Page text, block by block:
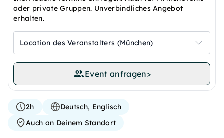
oder private Gruppen. Unverbindliches Angebot
erhalten.
Location des Veranstalters (München)
Event anfragen>
2h
Deutsch, Englisch
Auch an Deinem Standort